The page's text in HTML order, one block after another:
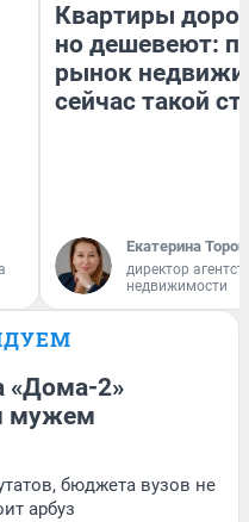
Квартиры
но дешевеют:
рынок
сейчас такой
Екатерина
директор
недвижимости
«Дома-2»
мужем
бюджета вузов не
арбуз